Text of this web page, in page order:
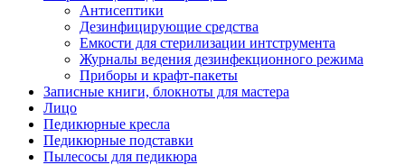
Антисептики
Дезинфицирующие средства
Емкости для стерилизации интструмента
Журналы ведения дезинфекционного режима
Приборы и крафт-пакеты
Записные книги, блокноты для мастера
Лицо
Педикюрные кресла
Педикюрные подставки
Пылесосы для педикюра